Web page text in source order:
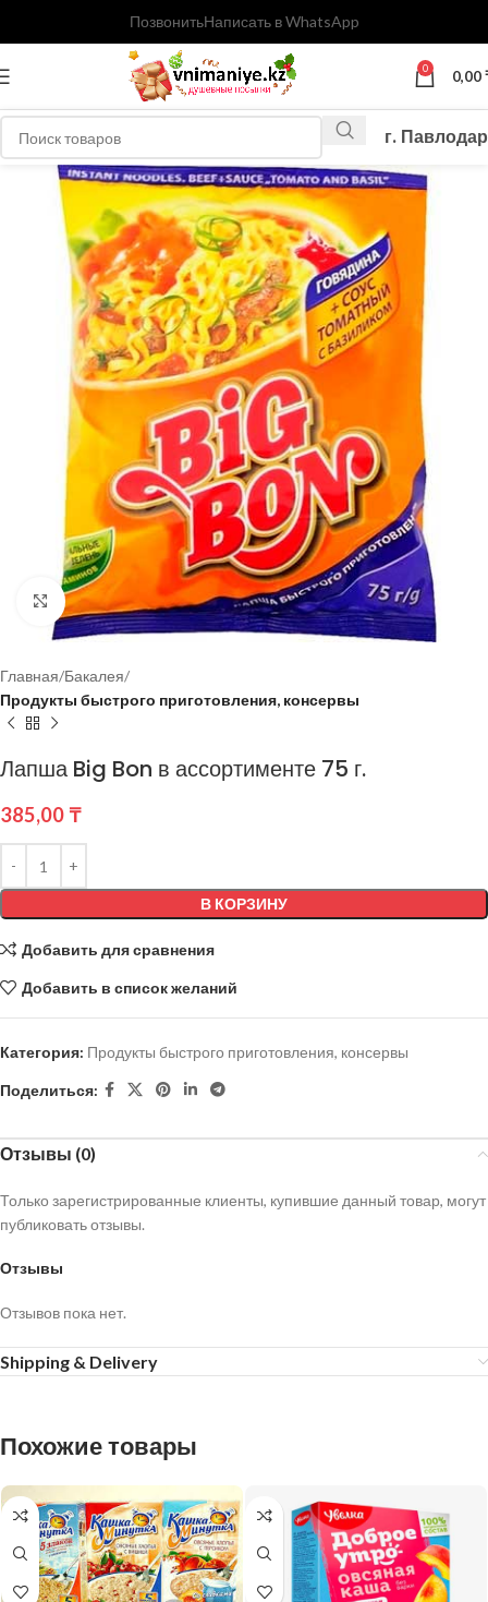
ПозвонитьНаписать в WhatsApp
0 0,00
г. Павлодар
Нажмите, чтобы увеличить
Главная Бакалея
Продукты быстрого приготовления, консервы
Лапша Big Bon в ассортименте 75 г.
385,00 ₸
В КОРЗИНУ
Добавить для сравнения
Добавить в список желаний
Категория: Продукты быстрого приготовления, консервы
Поделиться:
Отзывы (0)
Отзывы
Отзывов пока нет.
Только зарегистрированные клиенты, купившие данный товар, могут
публиковать отзывы.
Shipping & Delivery
Похожие товары